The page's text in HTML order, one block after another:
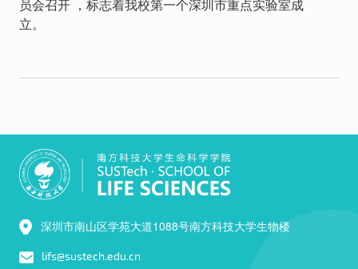
员会召开 ，标志着我校第一个深圳市重点实验室成
立。
深圳市南山区学苑大道1088号南方科技大学生物楼
lifs@sustech.edu.cn